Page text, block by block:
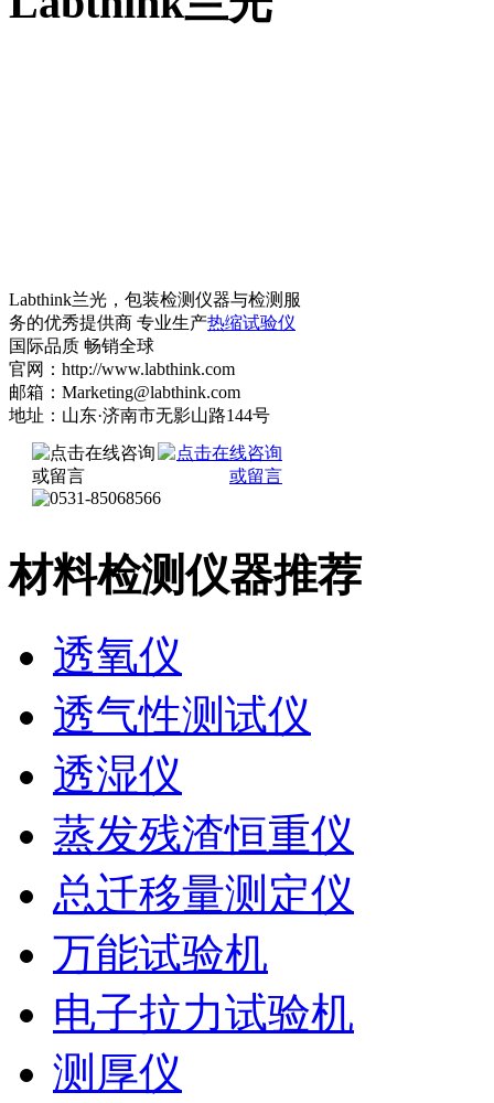
Labthink兰光，包装检测仪器与检测服
务的优秀提供商 专业生产热缩试验仪
国际品质 畅销全球
官网：http://www.labthink.com
邮箱：Marketing@labthink.com
地址：山东·济南市无影山路144号
材料检测仪器推荐
透氧仪
透气性测试仪
透湿仪
蒸发残渣恒重仪
总迁移量测定仪
万能试验机
电子拉力试验机
测厚仪